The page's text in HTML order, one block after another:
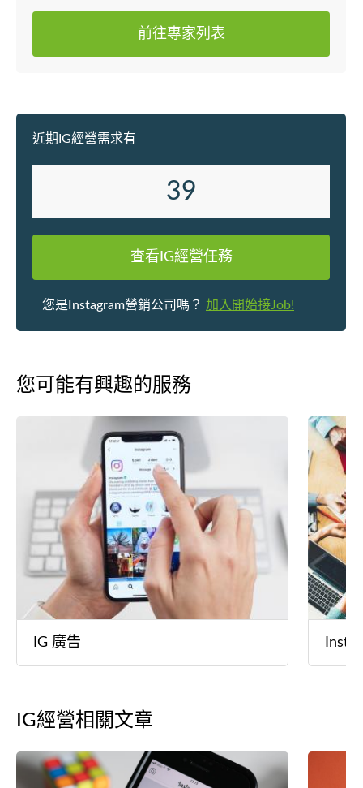
的生活。 我從香港藝術學院畢業後，
就沒有停止過學習和探索。我對各種
可以讓我更好地表達我的想法和情
戶的需求和期望。 這就是我的故事，
一個數碼總監，也是一個藝術家的故
事。如果您想了解更多關於我的工作
和作品，歡迎您訪問我的個人網站或
者關注我的社交媒體。謝謝您的關注
前往專家列表
近期IG經營需求有
39
查看IG經營任務
您是Instagram營銷公司嗎？ 加入開始接Job!
您可能有興趣的服務
IG 廣告
IG經營相關文章